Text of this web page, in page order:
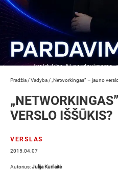
Pradžia /Vadyba / „Networkingas” – jauno
VERSLO IŠŠŪKIS?
VERSLAS
2015.04.07
Autorius:Julija Kurilaitė